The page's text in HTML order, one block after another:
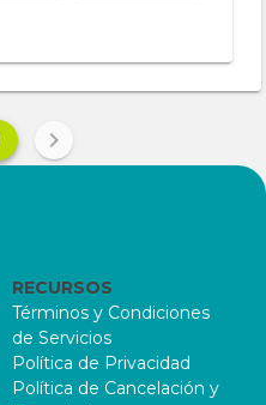
RECURSOS
Términos y Condiciones
de Servicios
Política de Privacidad
Política de Cancelación y